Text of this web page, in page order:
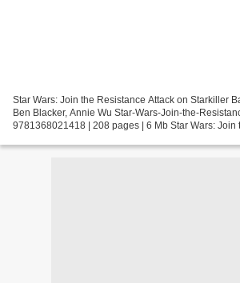
Star Wars: Join the Resistance Attack on Starkiller
Ben Blacker, Annie Wu Star-Wars-Join-the-
9781368021418 | 208 pages | 6 Mb Star Wars: Join